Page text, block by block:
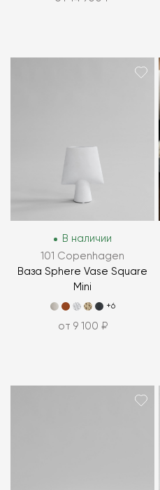
В наличии
101 Copenhagen
Ваза Sphere Vase Square
Mini
+6
от 9 100 ₽